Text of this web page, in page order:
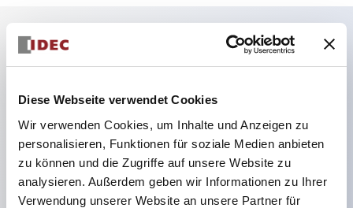
Diese Webseite verwendet Cookies
Wir verwenden Cookies, um Inhalte und Anzeigen zu
personalisieren, Funktionen für soziale Medien anbieten
zu können und die Zugriffe auf unsere Website zu
analysieren. Außerdem geben wir Informationen zu Ihrer
Verwendung unserer Website an unsere Partner für
Hauptmerkmale
Geeignet für ein breites Anwendungsspektrum
von der Konsumelektronik bis zum FA-Bereich
LED-Beleuchtungseinheit mit integriertem
strombegrenzendem Widerstand und Diode im
LED-Lampenkörper